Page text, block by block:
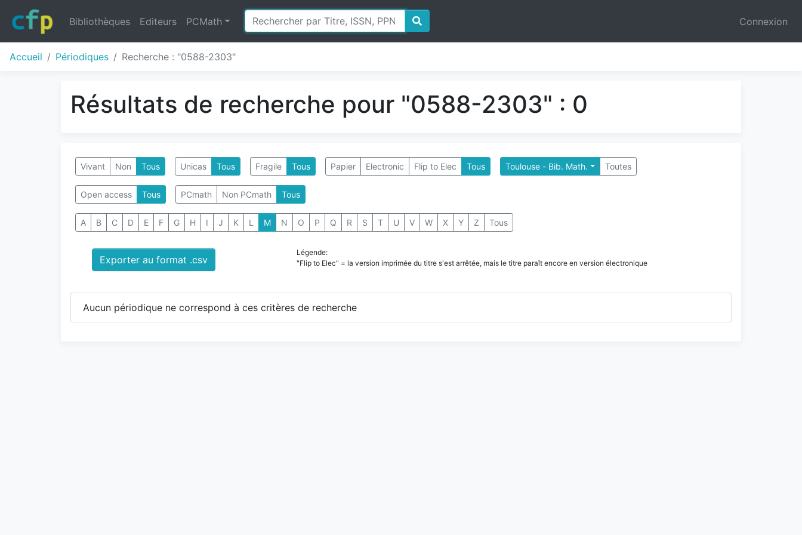
Bibliothèques Editeurs PCMath Connexion
Accueil Périodiques Recherche : "0588-2303"
Résultats de recherche pour "0588-2303" : 0
Vivant Non Tous Unicas Tous Fragile Tous Papier Electronic Flip to Elec Tous Toulouse - Bib. Math. Toutes
Open access Tous PCmath Non PCmath Tous
A B C D E F G H I J K L M N O P Q R S T U V W X Y Z Tous
Exporter au format .csv
Légende:
"Flip to Elec" = la version imprimée du titre s'est arrêtée, mais le titre paraît encore en version électronique
Aucun périodique ne correspond à ces critères de recherche